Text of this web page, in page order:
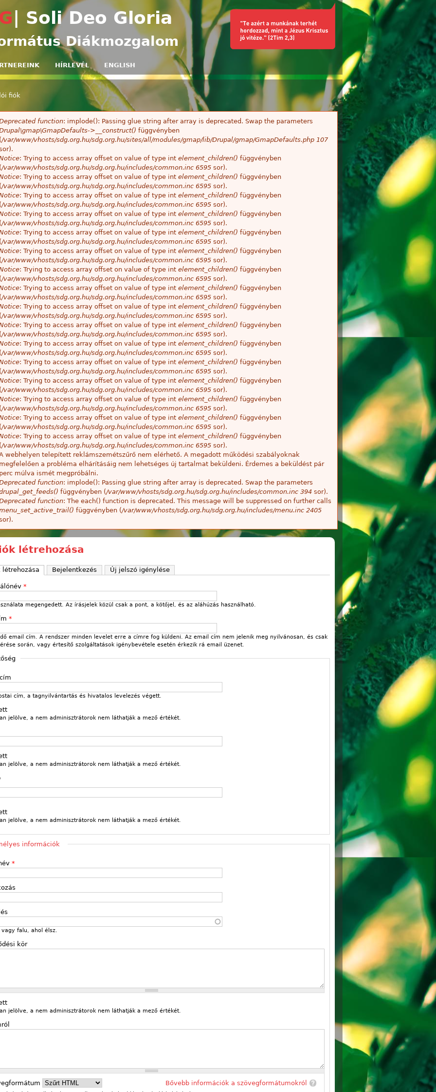
Ugrás a tartalomra
| Soli Deo Gloria
Diákmozgalom
HÍRLEVÉL ENGLISH
hely
fiók
function: implode(): Passing glue string after array is deprecated. Swap the parameters
>__construct() függvényben
(/var/www/vhosts/sdg.org.hu/sdg.org.hu/sites/all/modules/gmap/lib/Drupal/gmap/GmapDefaults.php 107
: Trying to access array offset on value of type int element_children() függvényben
(/var/www/vhosts/sdg.org.hu/sdg.org.hu/includes/common.inc 6595 sor).
: Trying to access array offset on value of type int element_children() függvényben
(/var/www/vhosts/sdg.org.hu/sdg.org.hu/includes/common.inc 6595 sor).
: Trying to access array offset on value of type int element_children() függvényben
(/var/www/vhosts/sdg.org.hu/sdg.org.hu/includes/common.inc 6595 sor).
: Trying to access array offset on value of type int element_children() függvényben
(/var/www/vhosts/sdg.org.hu/sdg.org.hu/includes/common.inc 6595 sor).
: Trying to access array offset on value of type int element_children() függvényben
(/var/www/vhosts/sdg.org.hu/sdg.org.hu/includes/common.inc 6595 sor).
: Trying to access array offset on value of type int element_children() függvényben
(/var/www/vhosts/sdg.org.hu/sdg.org.hu/includes/common.inc 6595 sor).
: Trying to access array offset on value of type int element_children() függvényben
(/var/www/vhosts/sdg.org.hu/sdg.org.hu/includes/common.inc 6595 sor).
: Trying to access array offset on value of type int element_children() függvényben
(/var/www/vhosts/sdg.org.hu/sdg.org.hu/includes/common.inc 6595 sor).
: Trying to access array offset on value of type int element_children() függvényben
(/var/www/vhosts/sdg.org.hu/sdg.org.hu/includes/common.inc 6595 sor).
: Trying to access array offset on value of type int element_children() függvényben
(/var/www/vhosts/sdg.org.hu/sdg.org.hu/includes/common.inc 6595 sor).
: Trying to access array offset on value of type int element_children() függvényben
(/var/www/vhosts/sdg.org.hu/sdg.org.hu/includes/common.inc 6595 sor).
: Trying to access array offset on value of type int element_children() függvényben
(/var/www/vhosts/sdg.org.hu/sdg.org.hu/includes/common.inc 6595 sor).
: Trying to access array offset on value of type int element_children() függvényben
(/var/www/vhosts/sdg.org.hu/sdg.org.hu/includes/common.inc 6595 sor).
: Trying to access array offset on value of type int element_children() függvényben
(/var/www/vhosts/sdg.org.hu/sdg.org.hu/includes/common.inc 6595 sor).
: Trying to access array offset on value of type int element_children() függvényben
(/var/www/vhosts/sdg.org.hu/sdg.org.hu/includes/common.inc 6595 sor).
: Trying to access array offset on value of type int element_children() függvényben
(/var/www/vhosts/sdg.org.hu/sdg.org.hu/includes/common.inc 6595 sor).
webhelyen telepített reklámszemétszűrő nem elérhető. A megadott működési szabályoknak
megfelelően a probléma elhárításáig nem lehetséges új tartalmat beküldeni. Érdemes a beküldést pár
perc múlva ismét megpróbálni.
function: implode(): Passing glue string after array is deprecated. Swap the parameters
függvényben (/var/www/vhosts/sdg.org.hu/sdg.org.hu/includes/common.inc 394 sor).
function: The each() function is deprecated. This message will be suppressed on further calls
függvényben (/var/www/vhosts/sdg.org.hu/sdg.org.hu/includes/menu.inc 2405
létrehozása
létrehozása (aktív fül)
Bejelentkezés Új jelszó igénylése
*
megengedett. Az írásjelek közül csak a pont, a kötőjel, és az aláhúzás használható.
*
email cím. A rendszer minden levelet erre a címre fog küldeni. Az email cím nem jelenik meg nyilvánosan, és csak
során, vagy értesítő szolgáltatások igénybevétele esetén érkezik rá email üzenet.
cím, a tagnyilvántartás és hivatalos levelezés végett.
jelölve, a nem adminisztrátorok nem láthatják a mező értékét.
jelölve, a nem adminisztrátorok nem láthatják a mező értékét.
jelölve, a nem adminisztrátorok nem láthatják a mező értékét.
információk
*
falu, ahol élsz.
kör
jelölve, a nem adminisztrátorok nem láthatják a mező értékét.
Bővebb információk a szövegformátumokról